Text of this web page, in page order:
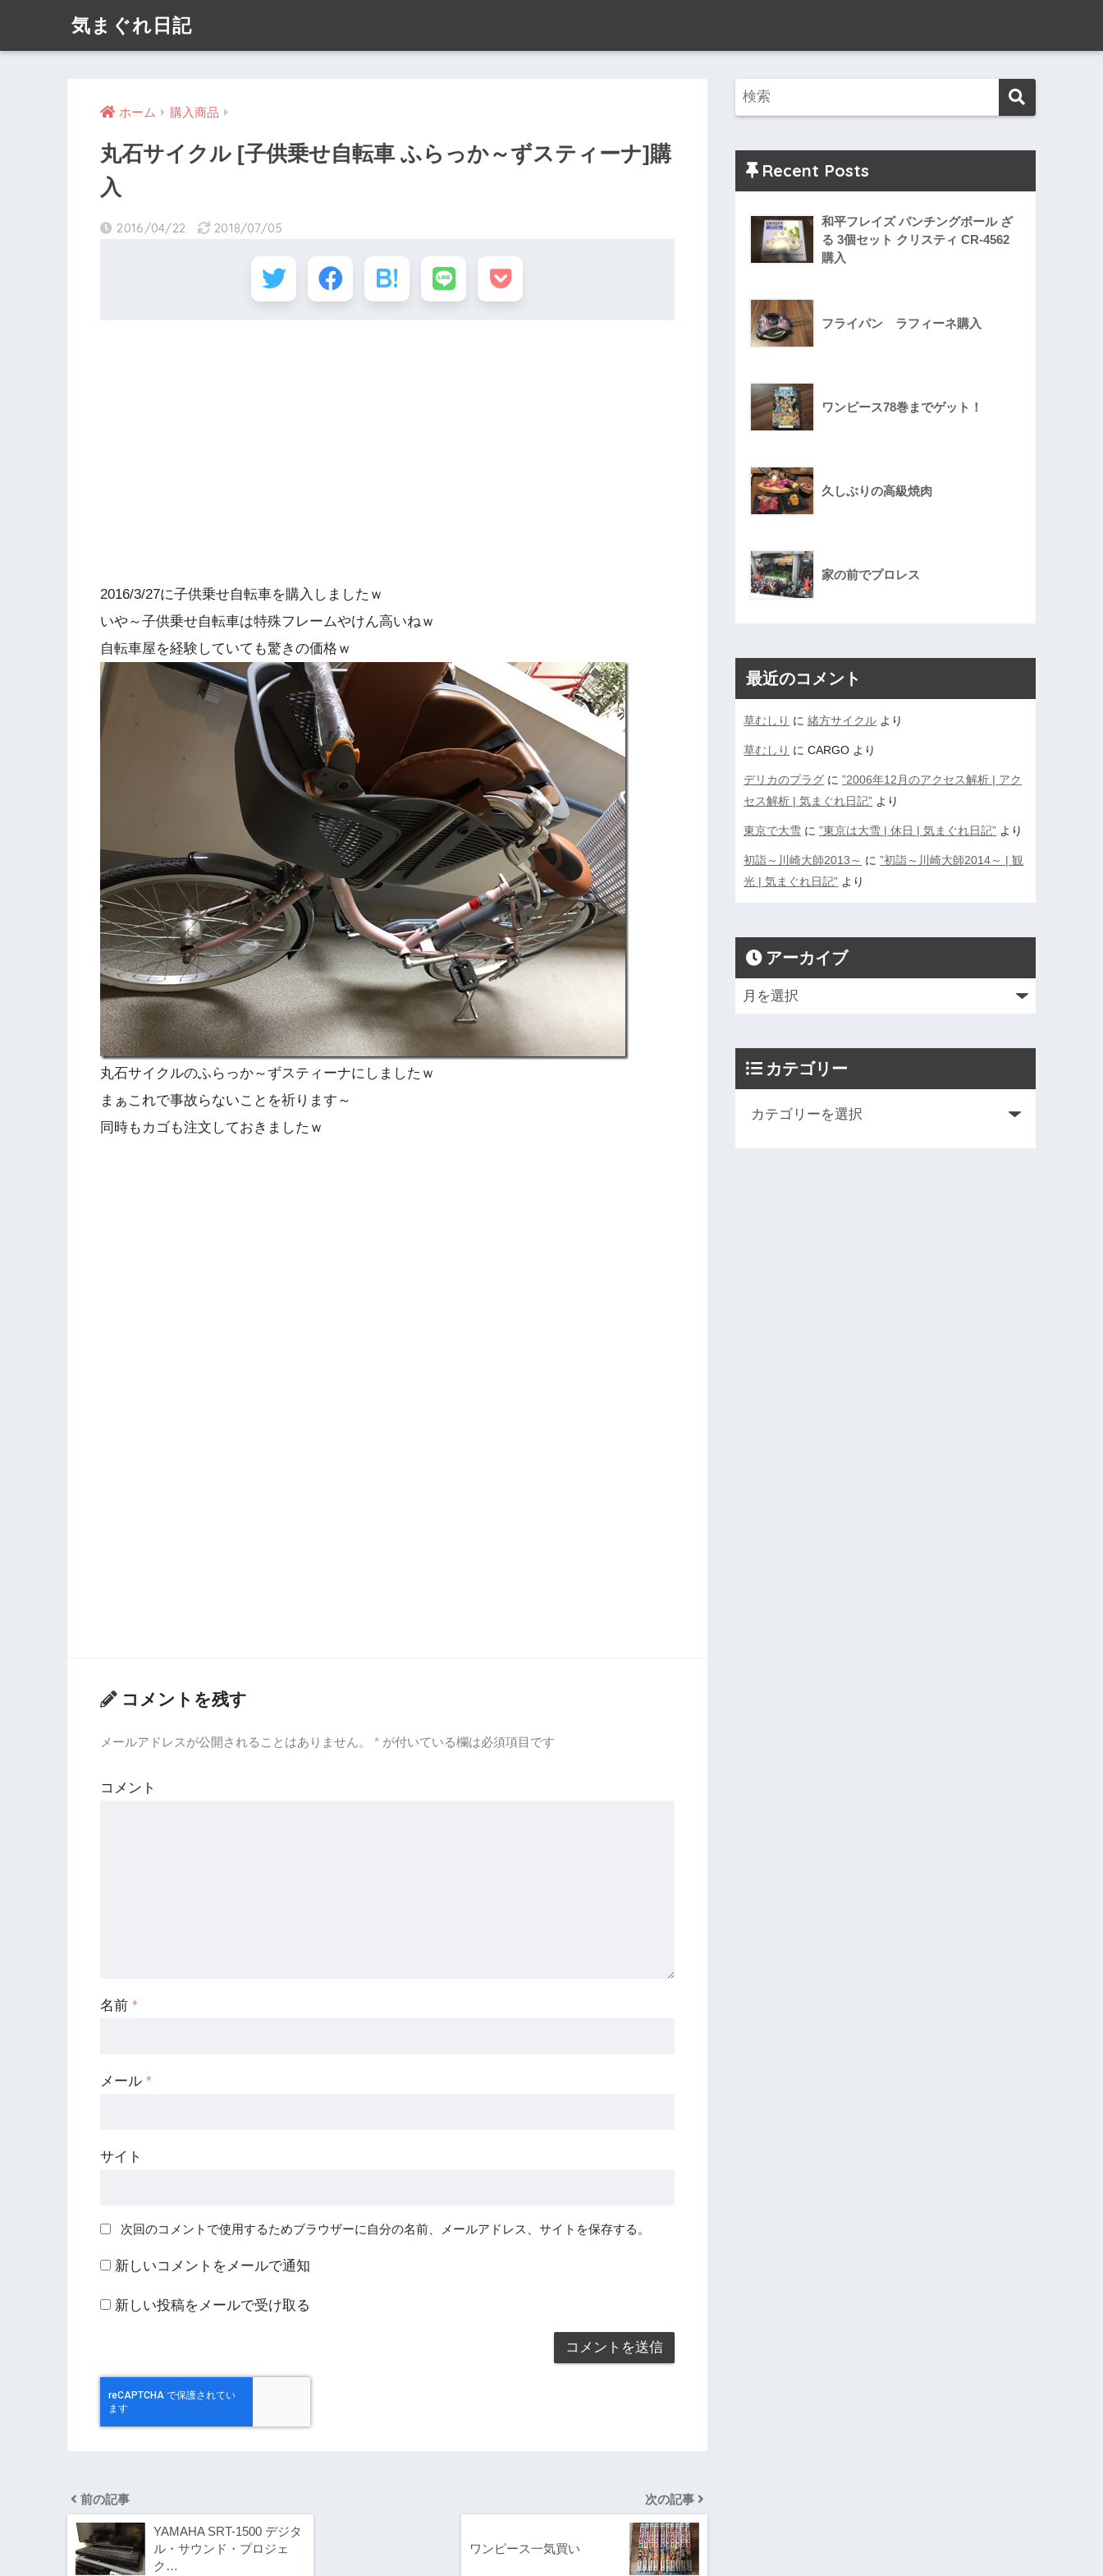
気まぐれ日記
ホーム 購入商品
丸石サイクル [子供乗せ自転車 ふらっか～ずスティーナ]購
入
2016/04/22 2018/07/05
2016/3/27に子供乗せ自転車を購入しましたｗ
いや～子供乗せ自転車は特殊フレームやけん高いねｗ
自転車屋を経験していても驚きの価格ｗ
丸石サイクルのふらっか～ずスティーナにしましたｗ
まぁこれで事故らないことを祈ります～
同時もカゴも注文しておきましたｗ
コメントを残す
メールアドレスが公開されることはありません。 * が付いている欄は必須項目です
コメント
名前 *
メール *
サイト
次回のコメントで使用するためブラウザーに自分の名前、メールアドレス、サイトを保存する。
新しいコメントをメールで通知
新しい投稿をメールで受け取る
前の記事
YAMAHA SRT-1500 デジタ
ル・サウンド・プロジェ
ク…
次の記事
ワンピース一気買い
Recent Posts
和平フレイズ パンチングボール ざ
る 3個セット クリスティ CR-4562
購入
フライパン ラフィーネ購入
ワンピース78巻までゲット！
久しぶりの高級焼肉
家の前でプロレス
最近のコメント
草むしり に緒方サイクル より
草むしり にCARGO より
デリカのプラグ に”2006年12月のアクセス解析 | アク
セス解析 | 気まぐれ日記” より
東京で大雪 に”東京は大雪 | 休日 | 気まぐれ日記” より
初詣～川崎大師2013～ に”初詣～川崎大師2014～ | 観
光 | 気まぐれ日記” より
アーカイブ
カテゴリー